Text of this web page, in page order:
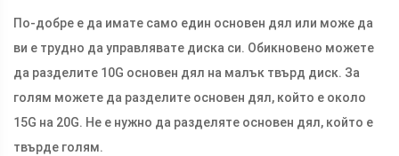
По-добре е да имате само един основен дял или може да
ви е трудно да управлявате диска си. Обикновено можете
да разделите 10G основен дял на малък твърд диск. За
голям можете да разделите основен дял, който е около
15G на 20G. Не е нужно да разделяте основен дял, който е
твърде голям.